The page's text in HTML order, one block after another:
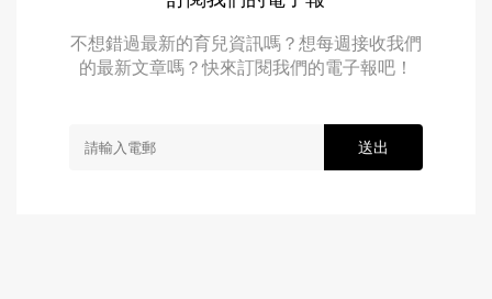
不想錯過最新的育兒資訊嗎？想每週接收我們
的最新文章嗎？快來訂閱我們的電子報吧！
送出